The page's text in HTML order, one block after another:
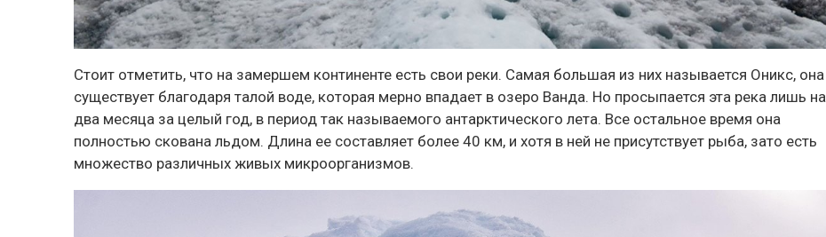
Стоит отметить, что на замершем континенте есть свои реки. Самая большая из них называется Оникс, она
существует благодаря талой воде, которая мерно впадает в озеро Ванда. Но просыпается эта река лишь на
два месяца за целый год, в период так называемого антарктического лета. Все остальное время она
полностью скована льдом. Длина ее составляет более 40 км, и хотя в ней не присутствует рыба, зато есть
множество различных живых микроорганизмов.